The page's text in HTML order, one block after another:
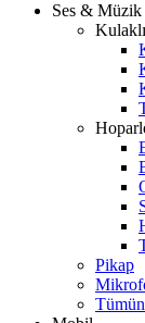
Ses & Müzik
Pikap